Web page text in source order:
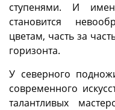
ступенями. И
становится
цветам, часть за
горизонта.
У северного
современного
талантливых